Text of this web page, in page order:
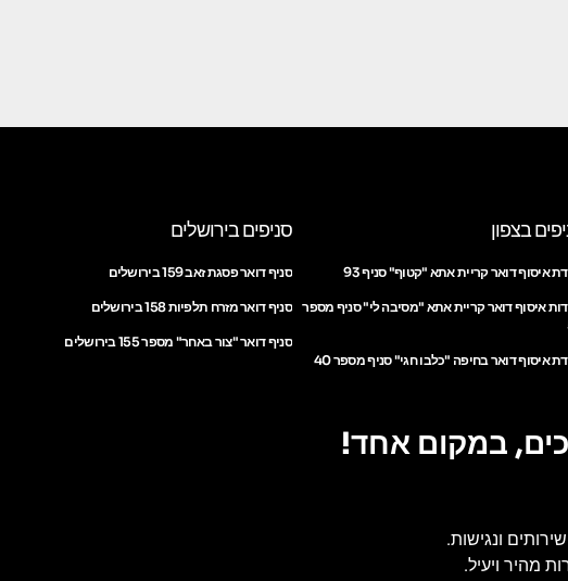
בצפון
איסוף דואר קריית אתא "קטוף" סניף 93
איסוף דואר קריית אתא "מסיבה לי" סניף מספר
איסוף דואר בחיפה "כלבו חגי" סניף מספר 40
סניפים בירושלים
סניף דואר פסגת זאב 159 בירושלים
סניף דואר מזרח תלפיות 158 בירושלים
סניף דואר "צור באחר" מספר 155 בירושלים
במקום אחד!
ונגישות.
מהיר ויעיל.